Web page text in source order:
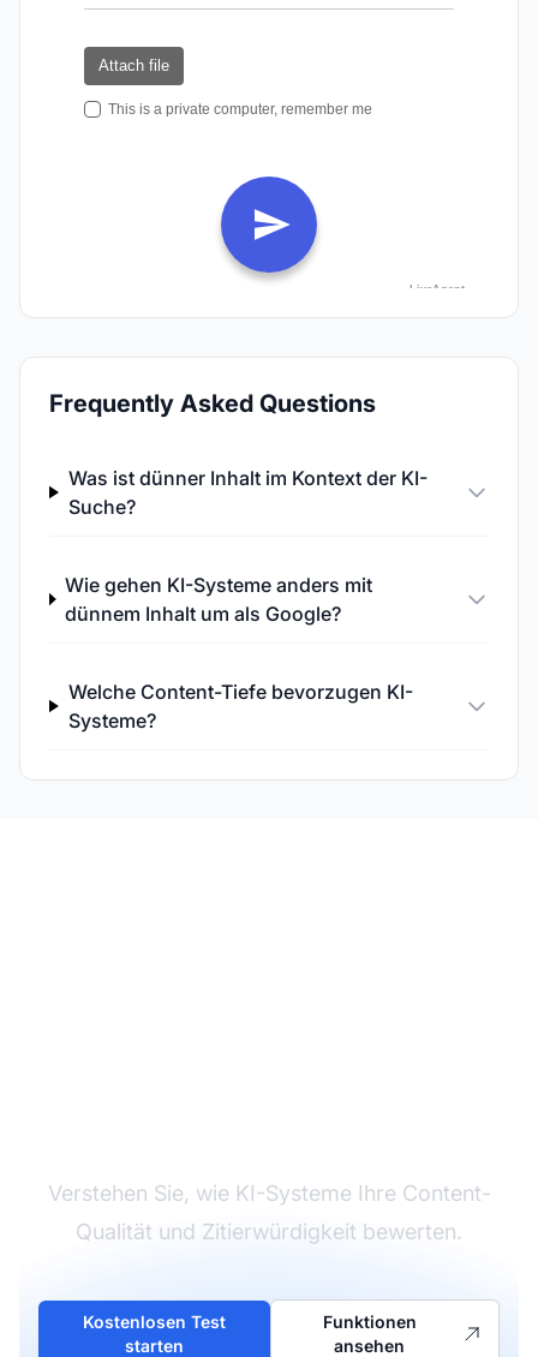
Frequently Asked Questions
Was ist dünner Inhalt im Kontext der KI-
Suche?
Wie gehen KI-Systeme anders mit
dünnem Inhalt um als Google?
Welche Content-Tiefe bevorzugen KI-
Systeme?
Verstehen Sie, wie KI-Systeme Ihre Content-
Qualität und Zitierwürdigkeit bewerten.
Kostenlosen Test
starten
Funktionen
ansehen